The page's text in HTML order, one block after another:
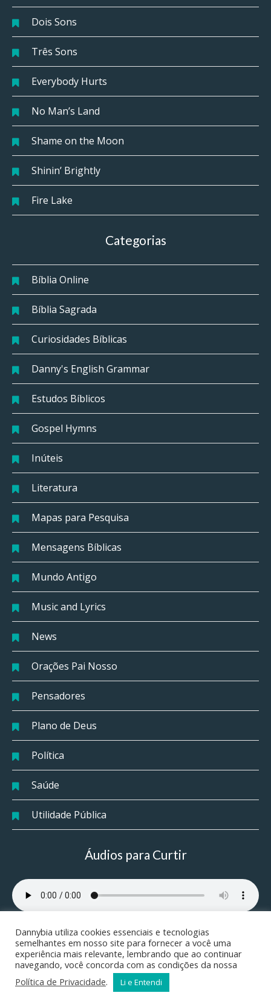
Dois Sons
Três Sons
Everybody Hurts
No Man’s Land
Shame on the Moon
Shinin’ Brightly
Fire Lake
Categorias
Bíblia Online
Bíblia Sagrada
Curiosidades Bíblicas
Danny's English Grammar
Estudos Bíblicos
Gospel Hymns
Inúteis
Literatura
Mapas para Pesquisa
Mensagens Bíblicas
Mundo Antigo
Music and Lyrics
News
Orações Pai Nosso
Pensadores
Plano de Deus
Política
Saúde
Utilidade Pública
Áudios para Curtir
Dannybia utiliza cookies essenciais e tecnologias
semelhantes em nosso site para fornecer a você uma
experiência mais relevante, lembrando que ao continuar
navegando, você concorda com as condições da nossa
Política de Privacidade. Li e Entendi